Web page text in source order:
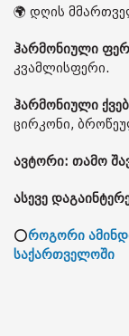
🌍 დღის
ჰარმონიული
კვამლისფერი.
ჰარმონიული
ცირკონი,
ავტორი: თამო
ასევე
⭕როგორი
საქართველოში